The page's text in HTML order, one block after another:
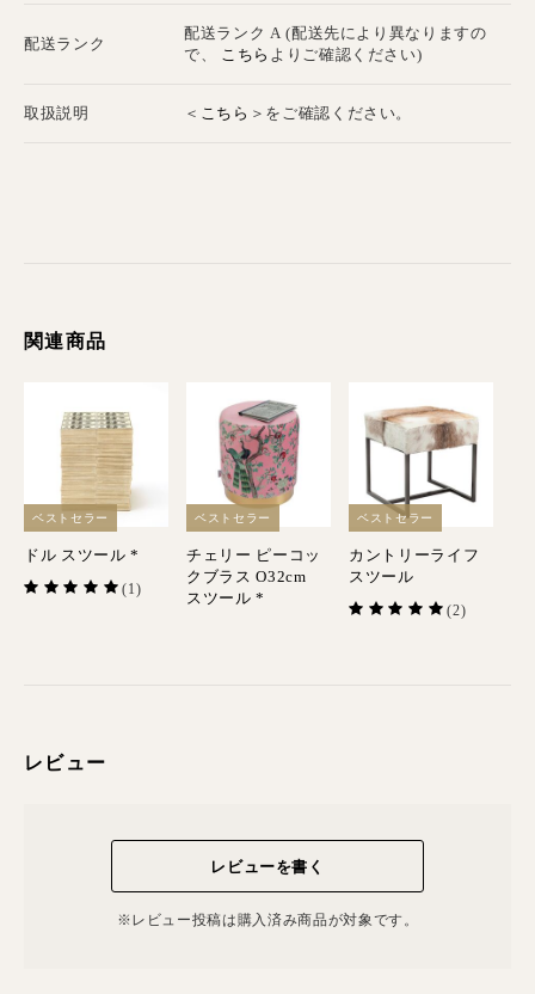
配送ランク
配送ランク A (配送先により異なりますの
で、
こちら よりご確認ください)
取扱説明 ＜ こちら ＞をご確認ください。
関連商品
ベストセラー
ドル スツール *
(1)
ベストセラー
チェリー ピーコッ
クブラス O32cm
スツール *
ベストセラー
カントリーライフ
スツール
(2)
レビュー
レビューを書く
※レビュー投稿は購⼊済み商品が対象です。